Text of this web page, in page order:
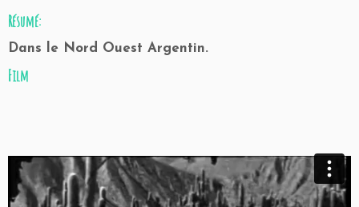
Résumé:
Dans le Nord Ouest Argentin.
Film